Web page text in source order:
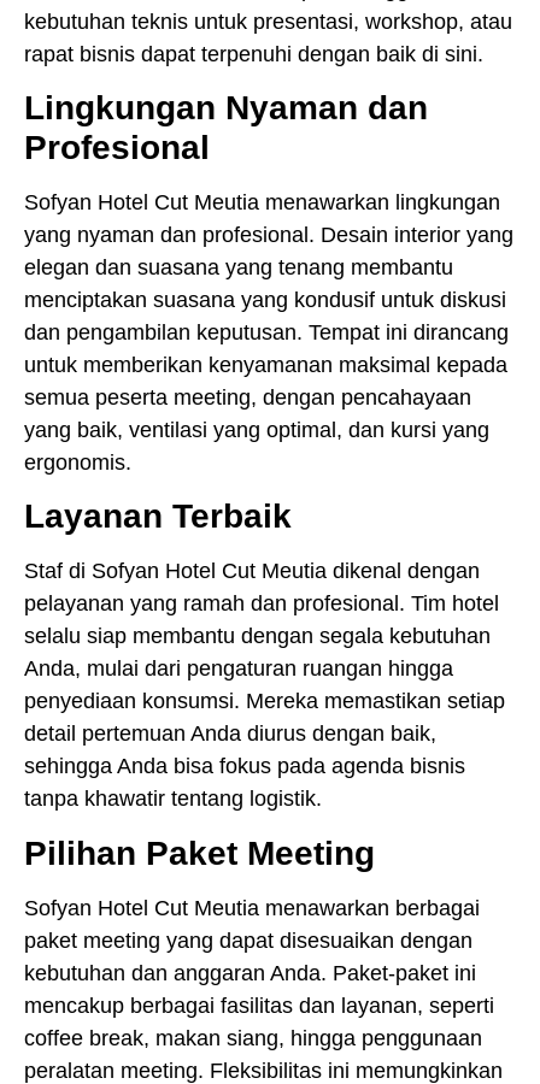
kebutuhan teknis untuk presentasi, workshop, atau
rapat bisnis dapat terpenuhi dengan baik di sini.
Lingkungan Nyaman dan
Profesional
Sofyan Hotel Cut Meutia menawarkan lingkungan
yang nyaman dan profesional. Desain interior yang
elegan dan suasana yang tenang membantu
menciptakan suasana yang kondusif untuk diskusi
dan pengambilan keputusan. Tempat ini dirancang
untuk memberikan kenyamanan maksimal kepada
semua peserta meeting, dengan pencahayaan
yang baik, ventilasi yang optimal, dan kursi yang
ergonomis.
Layanan Terbaik
Staf di Sofyan Hotel Cut Meutia dikenal dengan
pelayanan yang ramah dan profesional. Tim hotel
selalu siap membantu dengan segala kebutuhan
Anda, mulai dari pengaturan ruangan hingga
penyediaan konsumsi. Mereka memastikan setiap
detail pertemuan Anda diurus dengan baik,
sehingga Anda bisa fokus pada agenda bisnis
tanpa khawatir tentang logistik.
Pilihan Paket Meeting
Sofyan Hotel Cut Meutia menawarkan berbagai
paket meeting yang dapat disesuaikan dengan
kebutuhan dan anggaran Anda. Paket-paket ini
mencakup berbagai fasilitas dan layanan, seperti
coffee break, makan siang, hingga penggunaan
peralatan meeting. Fleksibilitas ini memungkinkan